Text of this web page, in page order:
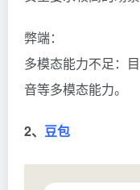
弊端：
多模态能力不足：
音等多模态能力。
2、 豆包